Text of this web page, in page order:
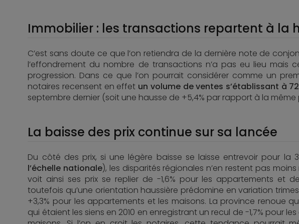
Immobilier : les transactions repartent à la
C’est sans doute ce que l’on retiendra de la dernière note de
l’effondrement du nombre de transactions n’a pas eu lieu mais
progression. Dans ce que l’on pourrait considérer comme un
notaires recensent en effet un volume de ventes s’établissant à
septembre dernier (soit une hausse de +5,4% par rapport à la
La baisse des prix continue sur sa lancée
Du côté des prix, si une légère baisse se laisse entrevoir pour la
l’échelle nationale), les disparités régionales n’en restent pas
voit ainsi ses prix se replier de -1,6% pour les appartements et
toutefois qu’une orientation haussière prédomine en variation
+3,3% pour les appartements et les maisons. La province renoue
qui étaient les siens en 2010 en enregistrant un recul de -1,7% pour